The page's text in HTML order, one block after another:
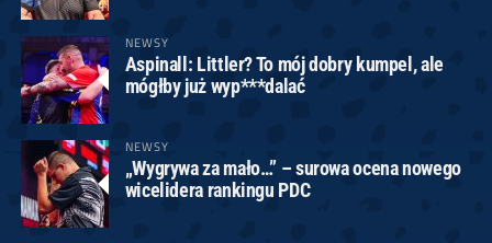
NEWSY
Aspinall: Littler? To mój dobry kumpel, ale
mógłby już wyp***dalać
NEWSY
„Wygrywa za mało…” – surowa ocena nowego
wicelidera rankingu PDC